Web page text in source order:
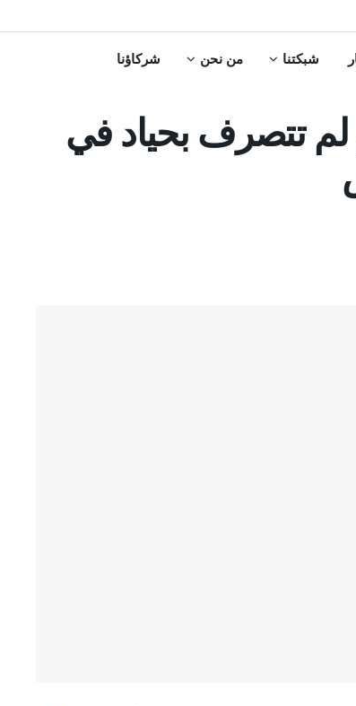
شبكتنا من نحن شركاؤنا
تتصرف بحياد في